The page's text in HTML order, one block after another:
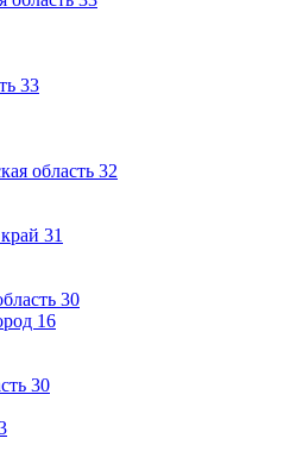
33
область 32
31
30
16
30